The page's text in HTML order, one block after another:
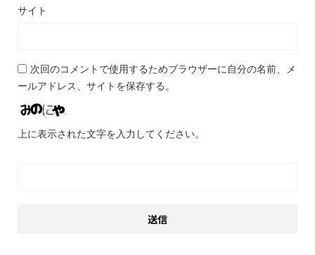
サイト
次回のコメントで使用するためブラウザーに自分の名前、メ
ールアドレス、サイトを保存する。
上に表示された文字を入力してください。